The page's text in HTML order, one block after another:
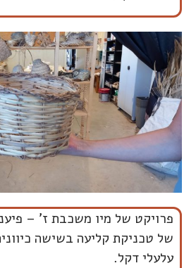
פרויקט של מיו משכבת ז' –
של טכניקת קליעה בשישה
עלעלי דקל.